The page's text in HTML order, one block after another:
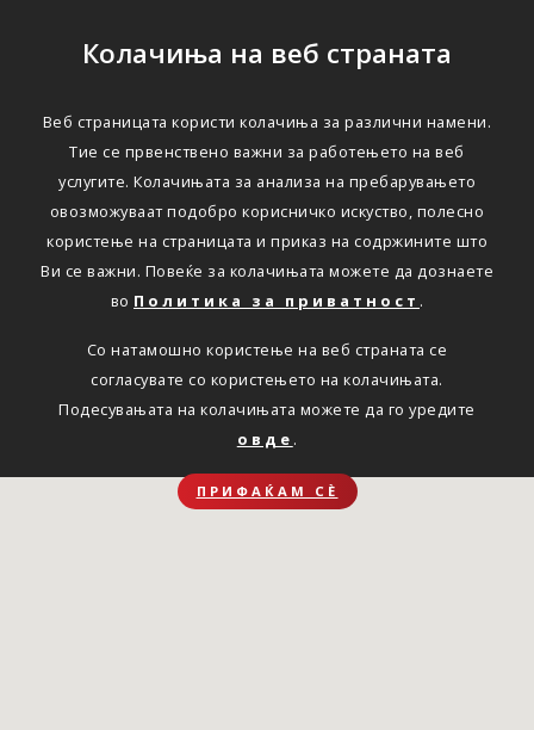
Колачиња на веб страната
Веб страницата користи колачиња за различни намени.
Тие се првенствено важни за работењето на веб
услугите. Колачињата за анализа на пребарувањето
овозможуваат подобро корисничко искуство, полесно
користење на страницата и приказ на содржините што
Ви се важни. Повеќе за колачињата можете да дознаете
во Политика за приватност .
Со натамошно користење на веб страната се
согласувате со користењето на колачињата.
Подесувањата на колачињата можете да го уредите
овде .
ПРИФАЌАМ СЀ